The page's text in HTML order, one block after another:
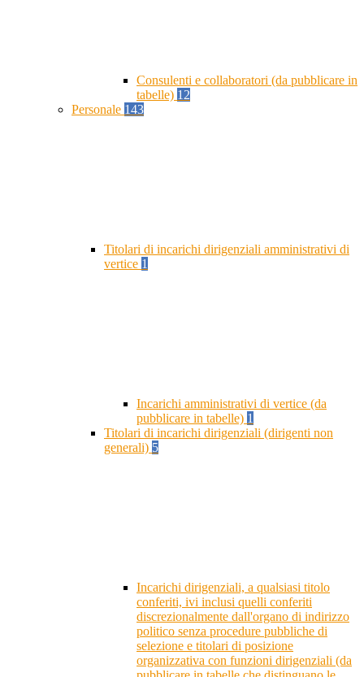
Consulenti e collaboratori (da pubblicare in
tabelle) 12
Personale 143
Titolari di incarichi dirigenziali amministrativi di
vertice 1
Incarichi amministrativi di vertice (da
pubblicare in tabelle) 1
Titolari di incarichi dirigenziali (dirigenti non
generali) 5
Incarichi dirigenziali, a qualsiasi titolo
conferiti, ivi inclusi quelli conferiti
discrezionalmente dall'organo di indirizzo
politico senza procedure pubbliche di
selezione e titolari di posizione
organizzativa con funzioni dirigenziali (da